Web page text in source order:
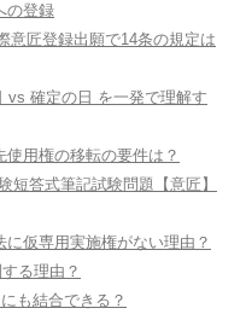
の登録
匠登録出願で14条の規定は
vs 確定の日 を一発で理解す
用権の移転の要件は？
短答式筆記試験問題【意匠】
仮専用実施権がない理由？
る理由？
も結合できる？